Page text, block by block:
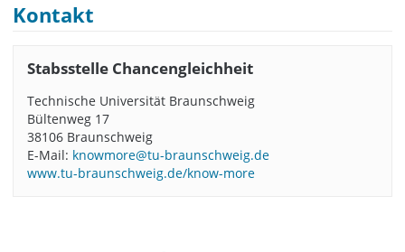
Kontakt
Stabsstelle Chancengleichheit
Technische Universität Braunschweig
Bültenweg 17
38106 Braunschweig
E-Mail: knowmore@tu-braunschweig.de
www.tu-braunschweig.de/know-more